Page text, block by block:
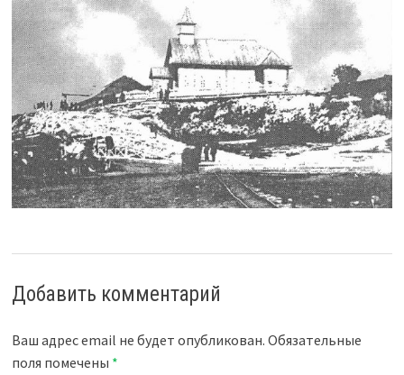
Добавить комментарий
Ваш адрес email не будет опубликован. Обязательные
поля помечены *